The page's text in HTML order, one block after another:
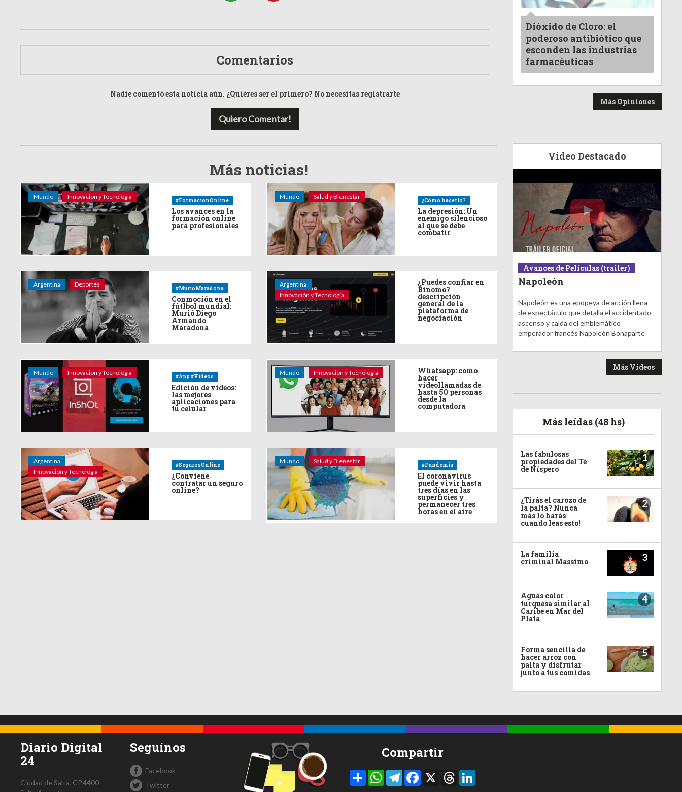
Comentarios
Nadie comentó esta noticia aún. ¿Quiéres ser el primero? No necesitas registrarte
Quiero Comentar!
Más noticias!
Mundo Innovación y Tecnología
#FormacionOnline
Los avances en la
formación online
para profesionales
Mundo Salud y Bienestar
¿Cómo hacerlo?
La depresión: Un
enemigo silencioso
al que se debe
combatir
Argentina Deportes
#MurioMaradona
Conmoción en el
fútlbol mundial:
Murió Diego
Armando
Maradona
Argentina
Innovación y Tecnología
¿Puedes confiar en
Binomo?
descripción
general de la
plataforma de
negociación
Mundo Innovación y Tecnología
#App #Videos
Edición de videos:
las mejores
aplicaciones para
tu celular
Mundo Innovación y Tecnología Whatsapp: como
hacer
videollamadas de
hasta 50 personas
desde la
computadora
Argentina
Innovación y Tecnología
#SegurosOnline
¿Conviene
contratar un seguro
online?
Mundo Salud y Bienestar
#Pandemia
El coronavirus
puede vivir hasta
tres días en las
superficies y
permanecer tres
horas en el aire
Dióxido de Cloro: el
poderoso antibiótico que
esconden las industrias
farmacéuticas
Más Opiniones
Video Destacado
Avances de Películas (trailer)
Napoleón
Napoleón es una epopeya de acción llena
de espectáculo que detalla el accidentado
ascenso y caída del emblemático
emperador francés Napoleón Bonaparte
Más Videos
Más leídas (48 hs)
Las fabulosas
propiedades del Té
de Níspero
1
¿Tirás el carozo de
la palta? Nunca
más lo harás
cuando leas esto!
2
La familia
criminal Massimo 3
Aguas color
turquesa similar al
Caribe en Mar del
Plata
4
Forma sencilla de
hacer arroz con
palta y disfrutar
junto a tus comidas
5
Diario Digital
24
Ciudad de Salta. CP.4400
Seguínos
Facebook
Twitter
Compartir
CompartirWhatsAppTelegramFacebook Threads